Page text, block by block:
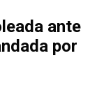
ante
por